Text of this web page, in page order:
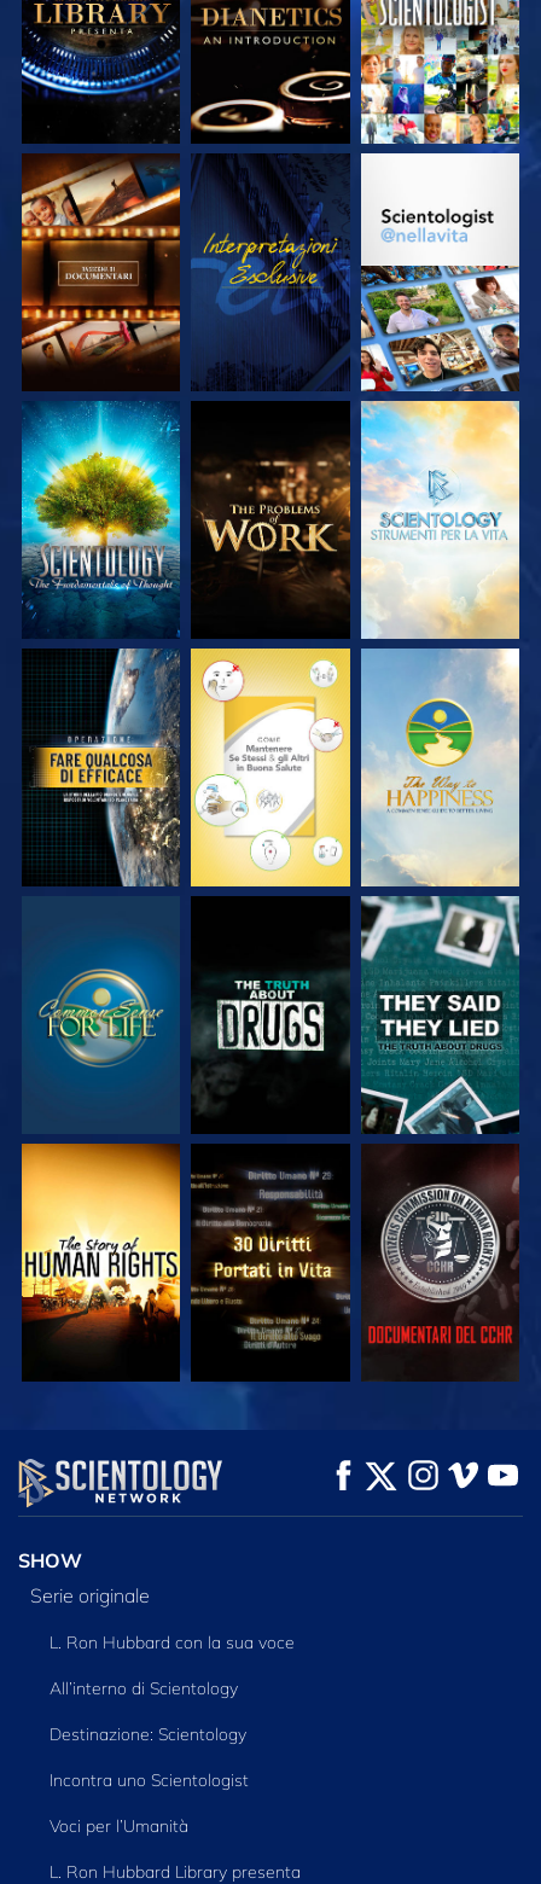
SERIE SERIE
ESPLORA LE
SERIE
GUARDA
ESPLORA LE
ESPLORA LE
SERIE
ESPLORA LE
SERIE
ESPLORA LE
SERIE
GUARDA GUARDA GUARDA
GUARDA GUARDA GUARDA
GUARDA GUARDA GUARDA
GUARDA
ESPLORA LE
SERIE
SHOW
Serie originale
L. Ron Hubbard con la sua voce
All’interno di Scientology
Destinazione: Scientology
Incontra uno Scientologist
Voci per l’Umanità
L. Ron Hubbard Library presenta